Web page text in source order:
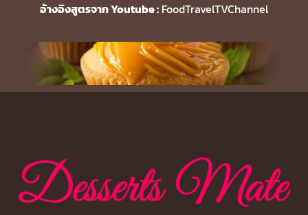
อ้างอิงสูตรจาก Youtube : FoodTravelTVChannel